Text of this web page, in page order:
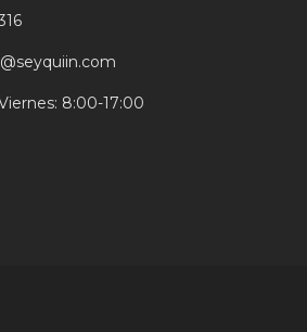
8:00-17:00